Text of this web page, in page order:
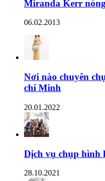
Miranda Kerr
06.02.2013
Nơi nào chuyên
chí Minh
20.01.2022
Dịch vụ chụp hình
28.10.2021